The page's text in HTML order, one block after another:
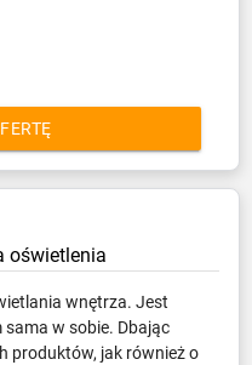
oświetlenia
wnętrza. Jest
w sobie. Dbając
produktów, jak również o